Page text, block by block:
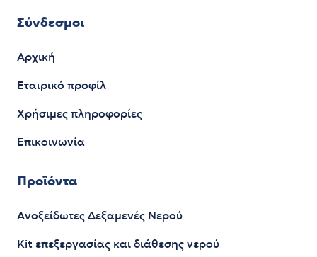
Σύνδεσμοι
Αρχική
Εταιρικό προφίλ
Χρήσιμες πληροφορίες
Επικοινωνία
Προϊόντα
Ανοξείδωτες Δεξαμενές Νερού
Kit επεξεργασίας και διάθεσης νερού